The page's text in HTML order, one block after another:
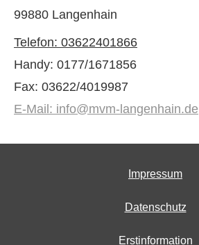
99880 Langenhain
Telefon: 03622401866
Handy: 0177/1671856
Fax: 03622/4019987
E-Mail: info@mvm-langenhain.de
Impressum
Datenschutz
Erstinformation